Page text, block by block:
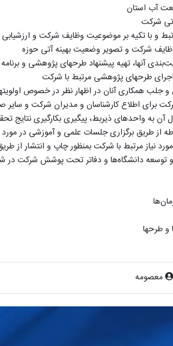
آب استان
شرکت
و با تکیه بر موضوعیت وظایف شرکت و
وظایف شرکت و تصویر وضعیت بهینه آتی حوزه
آنها، تهیه پیشنهاد طرحهای پژوهشی و برنامه
طرحهای پژوهشی مرتبط با شرکت
و جلب همکاری آنان در اظهار نظر در خصوص
برای اطلاع کارشناسان و مدیران شرکت و
به واحدهای ذیربط، پیگیری بکارگیری نتایج
از طریق برگزاری جلسات علمی و آموزشی در
مرتبط با شرکت بمنظور چاپ و انتشار از
توسعه دانشگاه‌ها و دفاتر تحت پوشش شرکت
طرحها
معصومه